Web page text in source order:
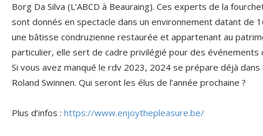
Borg Da Silva (L’ABCD à Beauraing). Ces experts de la
sont donnés en spectacle dans un environnement datant de
une bâtisse condruzienne restaurée et appartenant au
particulier, elle sert de cadre privilégié pour des
Si vous avez manqué le rdv 2023, 2024 se prépare déjà
Roland Swinnen. Qui seront les élus de l’année prochaine ?
Plus d’infos : https://www.enjoythepleasure.be/